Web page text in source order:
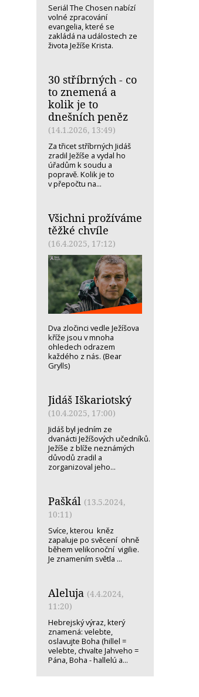
Seriál The Chosen nabízí
volné zpracování
evangelia, které se
zakládá na událostech ze
života Ježíše Krista.
30 stříbrných - co
to znemená a
kolik je to
dnešních peněz
(14.1.2026, 13:49)
Za třicet stříbrných Jidáš
zradil Ježíše a vydal ho
úřadům k soudu a
popravě. Kolik je to
v přepočtu na...
Všichni prožíváme
těžké chvíle
(16.4.2025, 17:12)
Dva zločinci vedle Ježíšova
kříže jsou v mnoha
ohledech odrazem
každého z nás. (Bear
Grylls)
Jidáš Iškariotský
(10.4.2025, 17:00)
Jidáš byl jedním ze
dvanácti Ježíšových učedníků.
Ježíše z blíže neznámých
důvodů zradil a
zorganizoval jeho...
Paškál (13.5.2024,
10:11)
Svíce, kterou kněz
zapaluje po svěcení ohně
během velikonoční vigilie.
Je znamením světla ...
Aleluja (4.4.2024,
11:20)
Hebrejský výraz, který
znamená: velebte,
oslavujte Boha (hillel =
velebte, chvalte Jahveho =
Pána, Boha - hallelú a...